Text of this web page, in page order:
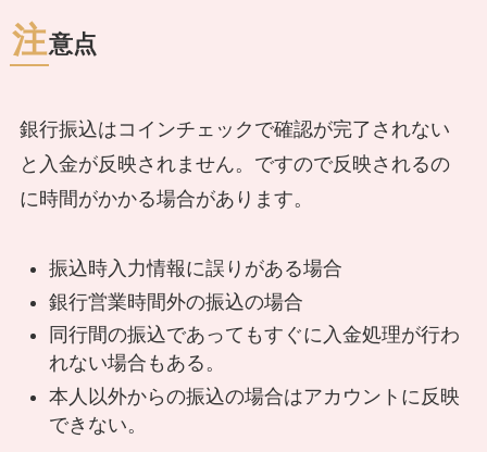
注意点
銀行振込はコインチェックで確認が完了されない
と入金が反映されません。ですので反映されるの
に時間がかかる場合があります。
振込時入力情報に誤りがある場合
銀行営業時間外の振込の場合
同行間の振込であってもすぐに入金処理が行わ
れない場合もある。
本人以外からの振込の場合はアカウントに反映
できない。